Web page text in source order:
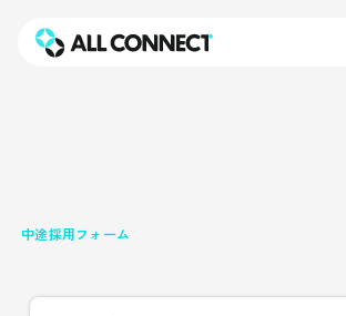
中途採用フォーム